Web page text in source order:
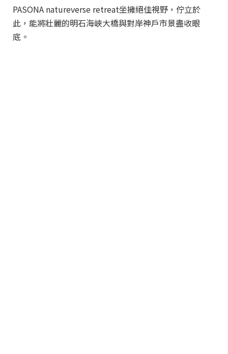
PASONA natureverse retreat坐擁絕佳視野，佇立於
此，能將壯麗的明石海峽大橋與對岸神戶市景盡收眼
底。